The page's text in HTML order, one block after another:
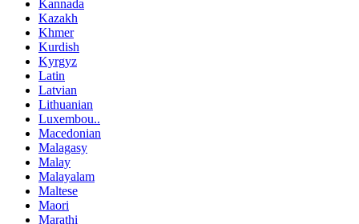
Kannada
Kazakh
Khmer
Kurdish
Kyrgyz
Latin
Latvian
Lithuanian
Luxembou..
Macedonian
Malagasy
Malay
Malayalam
Maltese
Maori
Marathi